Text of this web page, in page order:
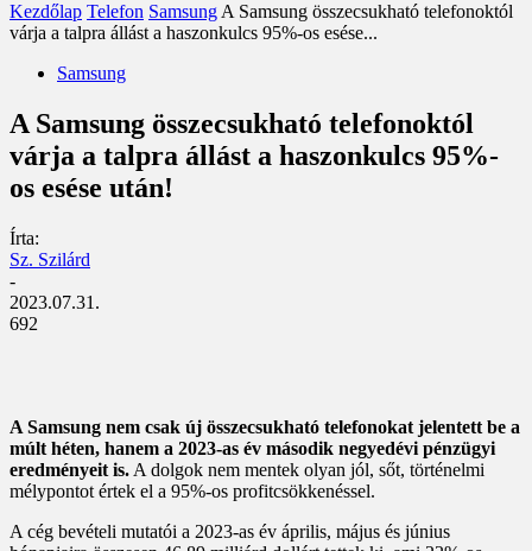
Kezdőlap Telefon Samsung A Samsung összecsukható telefonoktól
várja a talpra állást a haszonkulcs 95%-os esése...
Samsung
A Samsung összecsukható telefonoktól
várja a talpra állást a haszonkulcs 95%-
os esése után!
Írta:
Sz. Szilárd
-
2023.07.31.
692
A Samsung nem csak új összecsukható telefonokat jelentett be a
múlt héten, hanem a 2023-as év második negyedévi pénzügyi
eredményeit is. A dolgok nem mentek olyan jól, sőt, történelmi
mélypontot értek el a 95%-os profitcsökkenéssel.
A cég bevételi mutatói a 2023-as év április, május és június